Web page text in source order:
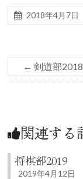
2018年4月7日
← 剣道部2018
関連する
将棋部2019
2019年4月12日